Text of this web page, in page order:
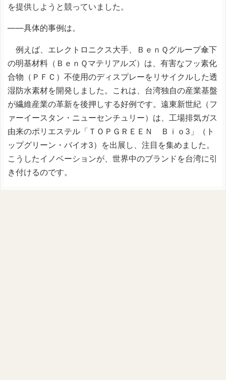
を提供しようと競っていました。
――具体的事例は。
例えば、エレクトロニクス大手、ＢｅｎＱグループ傘下
の明基材料（ＢｅｎＱマテリアルズ）は、有害なフッ素化
合物（ＰＦＣ）不使用のディスプレーをリサイクルした透
湿防水素材を開発しました。これは、台湾独自の産業基盤
が繊維産業の革新を後押しする好例です。遠東新世紀（フ
ァーイースタン・ニューセンチュリー）は、工場排気ガス
由来のポリエステル「ＴＯＰＧＲＥＥＮ Ｂｉｏ3」（ト
ップグリーン・バイオ3）を出展し、注目を集めました。
こうしたイノベーションが、世界中のブランドを台湾に引
き付けるのです。